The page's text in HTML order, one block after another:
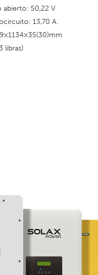
abierto: 50,22 V
13,70 A.
libras)